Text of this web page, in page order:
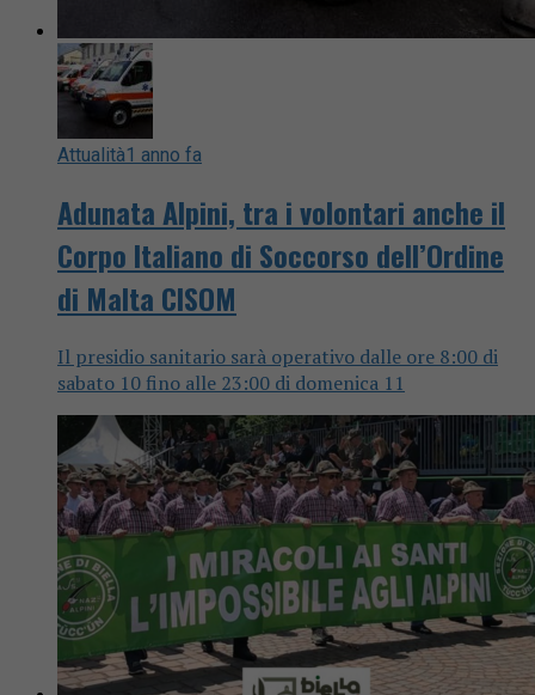
Attualità1 anno fa
Adunata Alpini, tra i volontari anche il
Corpo Italiano di Soccorso dell’Ordine
di Malta CISOM
Il presidio sanitario sarà operativo dalle ore 8:00 di
sabato 10 fino alle 23:00 di domenica 11